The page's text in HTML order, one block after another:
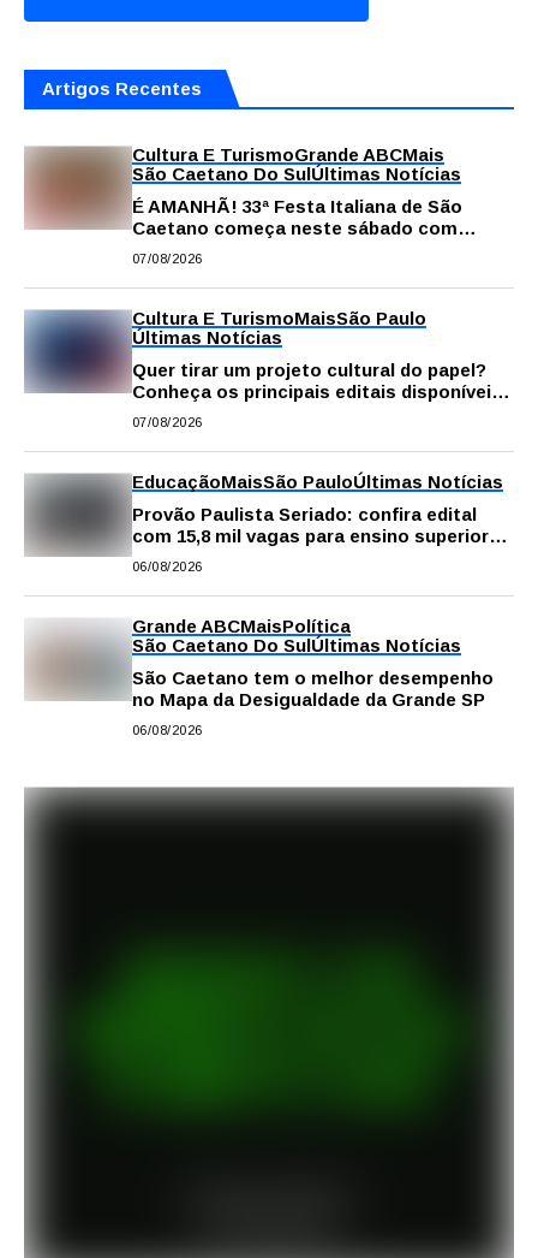
Artigos Recentes
Cultura E TurismoGrande ABCMais
São Caetano Do SulÚltimas Notícias
É AMANHÃ! 33ª Festa Italiana de São
Caetano começa neste sábado com
gastronomia, música e solidariedade
07/08/2026
Cultura E TurismoMaisSão Paulo
Últimas Notícias
Quer tirar um projeto cultural do papel?
Conheça os principais editais disponíveis
em São Paulo
07/08/2026
EducaçãoMaisSão PauloÚltimas Notícias
Provão Paulista Seriado: confira edital
com 15,8 mil vagas para ensino superior
público
06/08/2026
Grande ABCMaisPolítica
São Caetano Do SulÚltimas Notícias
São Caetano tem o melhor desempenho
no Mapa da Desigualdade da Grande SP
06/08/2026